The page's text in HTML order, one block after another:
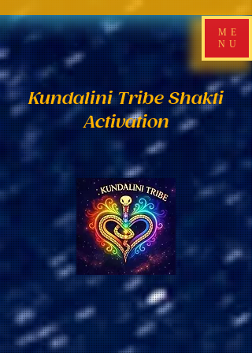
Kundalini Tribe Shakti
Activation
ME
NU